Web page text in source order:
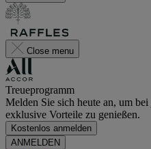
Close menu
Treueprogramm
Melden Sie sich heute an, um
exklusive Vorteile zu genießen.
Kostenlos anmelden
ANMELDEN